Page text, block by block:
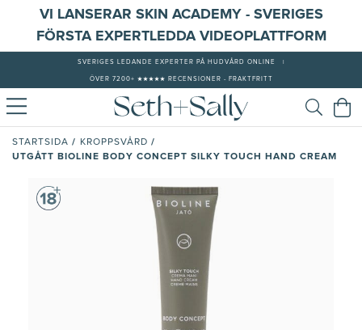
VI LANSERAR SKIN ACADEMY - SVERIGES
FÖRSTA EXPERTLEDDA VIDEOPLATTFORM
SVERIGES LEDANDE EXPERTER PÅ HUDVÅRD ONLINE
ÖVER 7200+ ★★★★★ RECENSIONER - FRAKTFRITT
STARTSIDA / KROPPSVÅRD /
UTGÅTT BIOLINE BODY CONCEPT SILKY TOUCH HAND CREAM